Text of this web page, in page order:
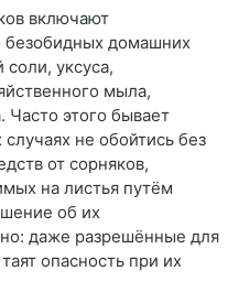
включают
безобидных домашних
соли, уксуса,
мыла,
Часто этого бывает
не обойтись без
от сорняков,
на листья путём
об их
даже разрешённые для
опасность при их